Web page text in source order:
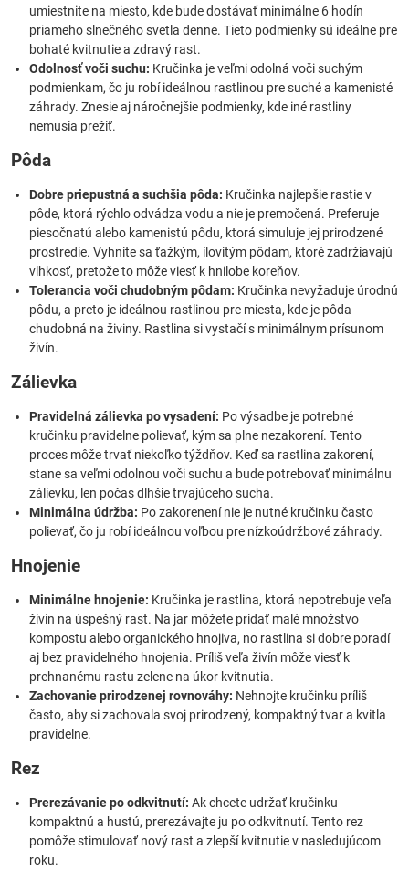
umiestnite na miesto, kde bude dostávať minimálne 6 hodín
priameho slnečného svetla denne. Tieto podmienky sú ideálne pre
bohaté kvitnutie a zdravý rast.
Odolnosť voči suchu: Kručinka je veľmi odolná voči suchým
podmienkam, čo ju robí ideálnou rastlinou pre suché a kamenisté
záhrady. Znesie aj náročnejšie podmienky, kde iné rastliny
nemusia prežiť.
Pôda
Dobre priepustná a suchšia pôda: Kručinka najlepšie rastie v
pôde, ktorá rýchlo odvádza vodu a nie je premočená. Preferuje
piesočnatú alebo kamenistú pôdu, ktorá simuluje jej prirodzené
prostredie. Vyhnite sa ťažkým, ílovitým pôdam, ktoré zadržiavajú
vlhkosť, pretože to môže viesť k hnilobe koreňov.
Tolerancia voči chudobným pôdam: Kručinka nevyžaduje úrodnú
pôdu, a preto je ideálnou rastlinou pre miesta, kde je pôda
chudobná na živiny. Rastlina si vystačí s minimálnym prísunom
živín.
Zálievka
Pravidelná zálievka po vysadení: Po výsadbe je potrebné
kručinku pravidelne polievať, kým sa plne nezakorení. Tento
proces môže trvať niekoľko týždňov. Keď sa rastlina zakorení,
stane sa veľmi odolnou voči suchu a bude potrebovať minimálnu
zálievku, len počas dlhšie trvajúceho sucha.
Minimálna údržba: Po zakorenení nie je nutné kručinku často
polievať, čo ju robí ideálnou voľbou pre nízkoúdržbové záhrady.
Hnojenie
Minimálne hnojenie: Kručinka je rastlina, ktorá nepotrebuje veľa
živín na úspešný rast. Na jar môžete pridať malé množstvo
kompostu alebo organického hnojiva, no rastlina si dobre poradí
aj bez pravidelného hnojenia. Príliš veľa živín môže viesť k
prehnanému rastu zelene na úkor kvitnutia.
Zachovanie prirodzenej rovnováhy: Nehnojte kručinku príliš
často, aby si zachovala svoj prirodzený, kompaktný tvar a kvitla
pravidelne.
Rez
Prerezávanie po odkvitnutí: Ak chcete udržať kručinku
kompaktnú a hustú, prerezávajte ju po odkvitnutí. Tento rez
pomôže stimulovať nový rast a zlepší kvitnutie v nasledujúcom
roku.